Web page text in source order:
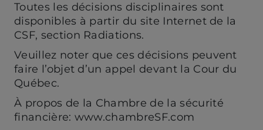
Toutes les décisions disciplinaires sont
disponibles à partir du site Internet de la
CSF, section Radiations.
Veuillez noter que ces décisions peuvent
faire l’objet d’un appel devant la Cour du
Québec.
À propos de la Chambre de la sécurité
financière: www.chambreSF.com